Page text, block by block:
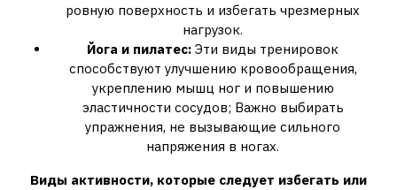
ровную поверхность и избегать чрезмерных
нагрузок.
Йога и пилатес: Эти виды тренировок
способствуют улучшению кровообращения,
укреплению мышц ног и повышению
эластичности сосудов; Важно выбирать
упражнения, не вызывающие сильного
напряжения в ногах.
Виды активности, которые следует избегать или